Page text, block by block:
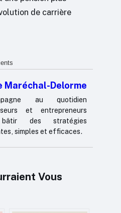
de carrière
Maréchal-Delorme
au quotidien
et entrepreneurs
des stratégies
simples et efficaces.
Vous